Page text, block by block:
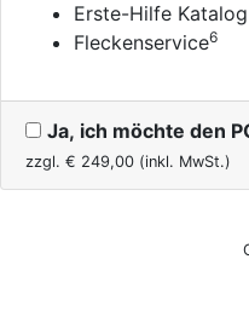
Erste-Hilfe Katalog
Fleckenservice6
Ja, ich möchte den
zzgl. € 249,00 (inkl. MwSt.)